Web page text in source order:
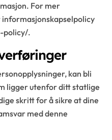
For mer
policy/.
kan bli
ligger utenfor ditt statlige
skritt for å sikre at dine
med denne